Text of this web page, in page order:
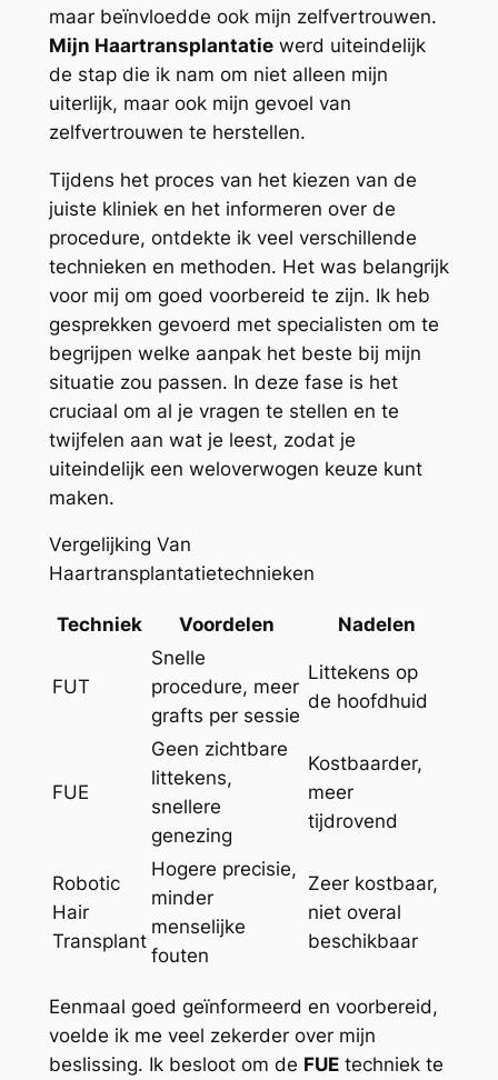
maar beïnvloedde ook mijn zelfvertrouwen.
Mijn Haartransplantatiewerd uiteindelijk
de stap die ik nam om niet alleen mijn
uiterlijk, maar ook mijn gevoel van
zelfvertrouwen te herstellen.
Tijdens het proces van het kiezen van de
juiste kliniek en het informeren over de
procedure, ontdekte ik veel verschillende
technieken en methoden. Het was belangrijk
voor mij om goed voorbereid te zijn. Ik heb
gesprekken gevoerd met specialisten om te
begrijpen welke aanpak het beste bij mijn
situatie zou passen. In deze fase is het
cruciaal om al je vragen te stellen en te
twijfelen aan wat je leest, zodat je
uiteindelijk een weloverwogen keuze kunt
maken.
Vergelijking Van
Haartransplantatietechnieken
Techniek Voordelen Nadelen
FUT
Snelle
procedure, meer
grafts per sessie
Littekens op
de hoofdhuid
FUE
Geen zichtbare
littekens,
snellere
genezing
Kostbaarder,
meer
tijdrovend
Robotic
Hair
Transplant
Hogere precisie,
minder
menselijke
fouten
Zeer kostbaar,
niet overal
beschikbaar
Eenmaal goed geïnformeerd en voorbereid,
voelde ik me veel zekerder over mijn
beslissing. Ik besloot om de FUEtechniek te